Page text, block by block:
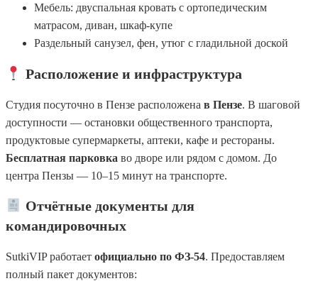
Мебель: двуспальная кровать с ортопедическим
матрасом, диван, шкаф-купе
Раздельный санузел, фен, утюг с гладильной доской
Расположение и инфраструктура
Студия посуточно в Пензе расположена в Пензе. В шаговой
доступности — остановки общественного транспорта,
продуктовые супермаркеты, аптеки, кафе и рестораны.
Бесплатная парковка во дворе или рядом с домом. До
центра Пензы — 10–15 минут на транспорте.
Отчётные документы для
командировочных
SutkiVIP работает официально по ФЗ-54. Предоставляем
полный пакет документов: